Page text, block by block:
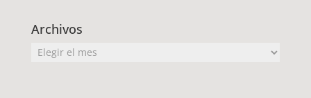
Archivos
Archivos